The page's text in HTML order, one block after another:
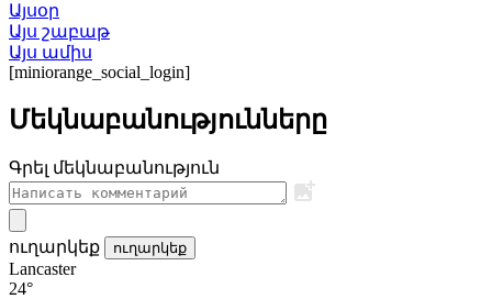
Այսօր
Այս շաբաթ
Այս ամիս
[miniorange_social_login]
Մեկնաբանությունները
Գրել մեկնաբանություն
ուղարկեք ուղարկեք
Lancaster
24°